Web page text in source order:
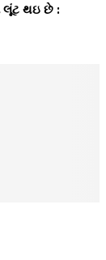
લૂંટ થઇ છે :